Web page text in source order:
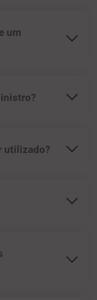
um
utilizado?